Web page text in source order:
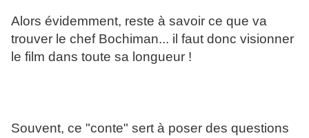
Alors évidemment, reste à savoir ce que va
trouver le chef Bochiman... il faut donc visionner
le film dans toute sa longueur !
Souvent, ce "conte" sert à poser des questions